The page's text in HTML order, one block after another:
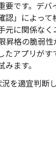
要です。デ
認」によっ
に関係なく
昇格の脆弱
たアプリが
ます。
を適宜判断